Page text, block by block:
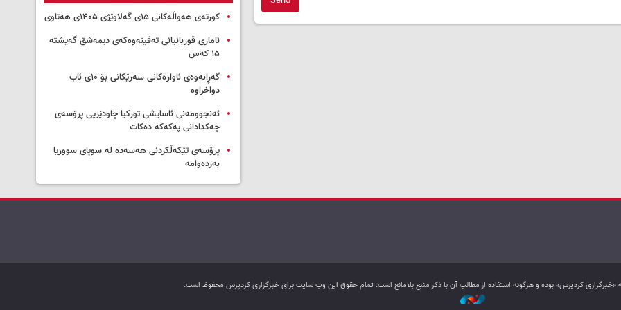
کورتەی هەواڵەکانی ۱۵ی گەلاوێژی ۱۴۰۵ی هەتاوی
ئاماری قوربانیانی تەقینەوەکەی دیمەشق گەیشتە
۱۵ کەس
گەڕانەوەی ئاوارەکانی سەرێکانی بۆ ۱۰ی ئاب
دواخراوە
ئەنجوومەنی ئاسایشی تورکیا چاودێریی پرۆسەی
چەکدادانی پەکەکە دەکات
پرۆسەی تێکەڵکردنی هەسەدە لە سوپای سووریا
بەردەوامە
«خبرگزاری کردپرس» بوده و هرگونه استفاده از مطالب آن با ذکر منبع بلامانع است. تمام حقوق این وب سایت برای خبرگزاری کردپرس محفوظ است.